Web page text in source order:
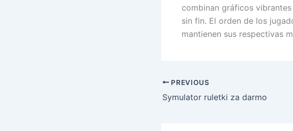
combinan gráficos
sin fin. El orden de los
mantienen sus respectivas
PREVIOUS
Symulator ruletki za darmo